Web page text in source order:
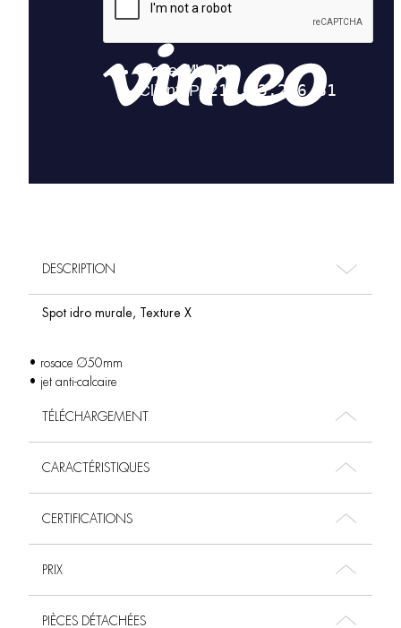
DESCRIPTION
Spot idro murale, Texture X
• rosace Ø50mm
• jet anti-calcaire
TÉLÉCHARGEMENT
CARACTÉRISTIQUES
CERTIFICATIONS
PRIX
PIÈCES DÉTACHÉES